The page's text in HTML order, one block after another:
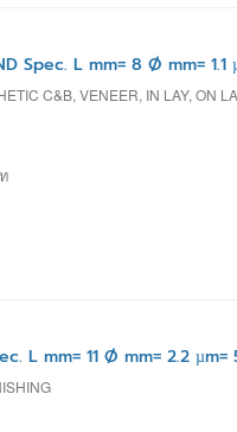
Spec. L mm= 8 Ø mm= 1.1
C&B, VENEER, IN LAY, ON
L mm= 11 Ø mm= 2.2 µm=